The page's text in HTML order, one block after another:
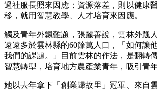
過社服長照來因應；資源落差，則以健康
移，就用智慧教學、人才培育來因應。
觸及青年外飄難題，張麗善說，雲林外飄
遠遠多於雲林縣的60餘萬人口，「如何讓
我們的課題。」目前雲林的作法，是翻轉
智慧轉型，培育地方農產業青年，吸引青
她以去年拿下「創業歸故里」冠軍、來自